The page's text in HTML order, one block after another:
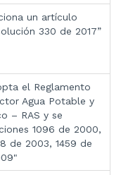
un artículo
330 de 2017”
el Reglamento
Agua Potable y
– RAS y se
1096 de 2000,
de 2003, 1459 de